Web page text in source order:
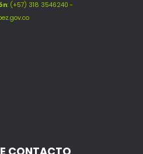
: (+57) 318 3546240 -